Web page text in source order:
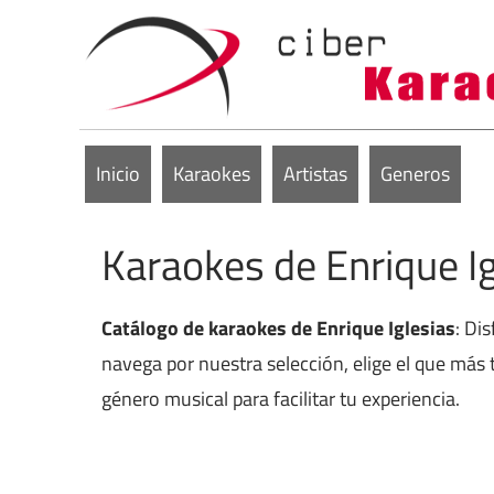
Inicio Karaokes Artistas Generos
Karaokes de Enrique
Catálogo de karaokes de Enrique Iglesias:
navega por nuestra selección, elige el que
género musical para facilitar tu experiencia.